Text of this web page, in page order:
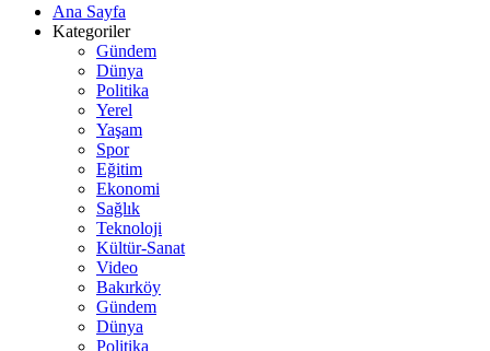
Ana Sayfa
Kategoriler
Gündem
Dünya
Politika
Yerel
Yaşam
Spor
Eğitim
Ekonomi
Sağlık
Teknoloji
Kültür-Sanat
Video
Bakırköy
Gündem
Dünya
Politika